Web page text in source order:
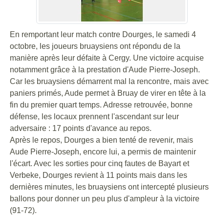
En remportant leur match contre Dourges, le samedi 4
octobre, les joueurs bruaysiens ont répondu de la
manière après leur défaite à Cergy. Une victoire acquise
notamment grâce à la prestation d'Aude Pierre-Joseph.
Car les bruaysiens démarrent mal la rencontre, mais avec
paniers primés, Aude permet à Bruay de virer en tête à la
fin du premier quart temps. Adresse retrouvée, bonne
défense, les locaux prennent l'ascendant sur leur
adversaire : 17 points d'avance au repos.
Après le repos, Dourges a bien tenté de revenir, mais
Aude Pierre-Joseph, encore lui, a permis de maintenir
l'écart. Avec les sorties pour cinq fautes de Bayart et
Verbeke, Dourges revient à 11 points mais dans les
dernières minutes, les bruaysiens ont intercepté plusieurs
ballons pour donner un peu plus d'ampleur à la victoire
(91-72).